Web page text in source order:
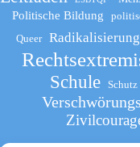
Politische Bildung
Queer
Radikalisierung
Schule Schutz